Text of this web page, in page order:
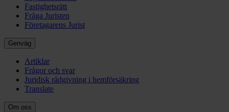
Fastighetsrätt
Fråga Juristen
Företagarens Jurist
Genväg
Artiklar
Frågor och svar
Juridisk rådgivning i hemförsäkring
Translate
Om oss